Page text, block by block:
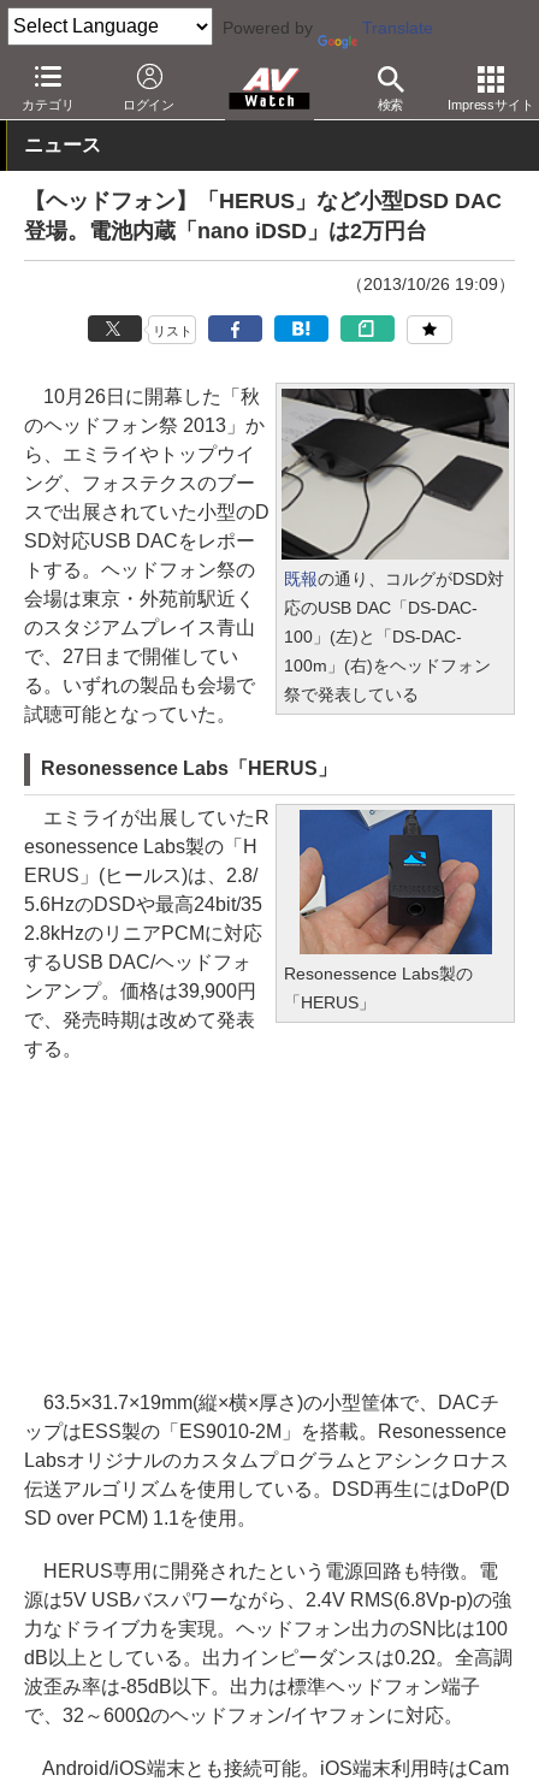
Powered by Translate
カテゴリ ログイン 検索 Impressサイト
AV Watch イベント ヘッドフォン祭 2013 秋
ニュース
【ヘッドフォン】「HERUS」など小型DSD DAC
登場。電池内蔵「nano iDSD」は2万円台
（2013/10/26 19:09）
リスト
既報の通り、コルグがDSD対
応のUSB DAC「DS-DAC-
100」(左)と「DS-DAC-
100m」(右)をヘッドフォン
祭で発表している
10月26日に開幕した「秋
のヘッドフォン祭 2013」か
ら、エミライやトップウイ
ング、フォステクスのブー
スで出展されていた小型のD
SD対応USB DACをレポー
トする。ヘッドフォン祭の
会場は東京・外苑前駅近く
のスタジアムプレイス青山
で、27日まで開催してい
る。いずれの製品も会場で
試聴可能となっていた。
Resonessence Labs「HERUS」
Resonessence Labs製の
「HERUS」
エミライが出展していたR
esonessence Labs製の「H
ERUS」(ヒールス)は、2.8/
5.6HzのDSDや最高24bit/35
2.8kHzのリニアPCMに対応
するUSB DAC/ヘッドフォ
ンアンプ。価格は39,900円
で、発売時期は改めて発表
する。
63.5×31.7×19mm(縦×横×厚さ)の小型筐体で、DACチ
ップはESS製の「ES9010-2M」を搭載。Resonessence
Labsオリジナルのカスタムプログラムとアシンクロナス
伝送アルゴリズムを使用している。DSD再生にはDoP(D
SD over PCM) 1.1を使用。
HERUS専用に開発されたという電源回路も特徴。電
源は5V USBバスパワーながら、2.4V RMS(6.8Vp-p)の強
力なドライブ力を実現。ヘッドフォン出力のSN比は100
dB以上としている。出力インピーダンスは0.2Ω。全高調
波歪み率は-85dB以下。出力は標準ヘッドフォン端子
で、32～600Ωのヘッドフォン/イヤフォンに対応。
Android/iOS端末とも接続可能。iOS端末利用時はCam